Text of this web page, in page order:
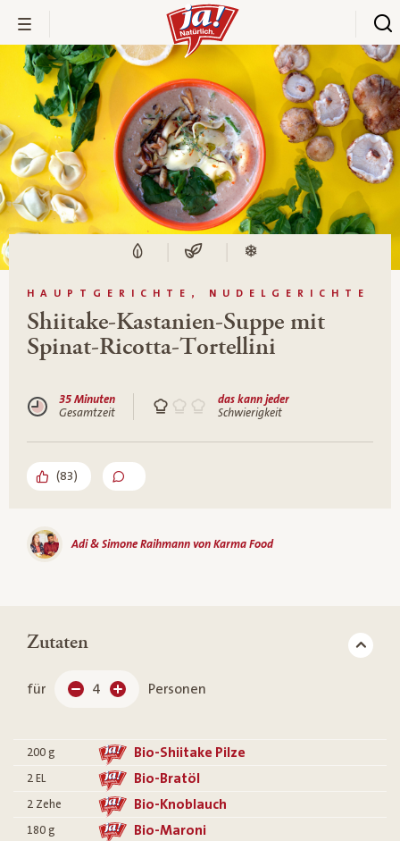
HAUPTGERICHTE, NUDELGERICHTE
Shiitake-Kastanien-Suppe mit
Spinat-Ricotta-Tortellini
35 Minuten
Gesamtzeit
das kann jeder
Schwierigkeit
(83)
Adi & Simone Raihmann von Karma Food
Zutaten
für 4 Personen
200 g Bio-Shiitake Pilze
2 EL Bio-Bratöl
2 Zehe Bio-Knoblauch
180 g Bio-Maroni